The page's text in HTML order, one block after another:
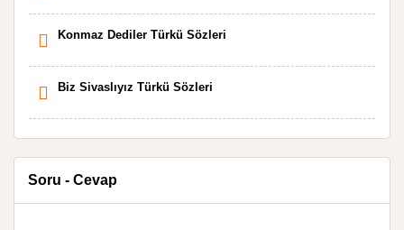
Konmaz Dediler Türkü Sözleri
Biz Sivaslıyız Türkü Sözleri
Soru - Cevap